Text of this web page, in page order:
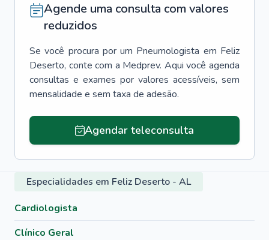
Agende uma consulta com valores
reduzidos
Se você procura por um Pneumologista em Feliz
Deserto, conte com a Medprev. Aqui você agenda
consultas e exames por valores acessíveis, sem
mensalidade e sem taxa de adesão.
Agendar teleconsulta
Especialidades em Feliz Deserto - AL
Cardiologista
Clínico Geral